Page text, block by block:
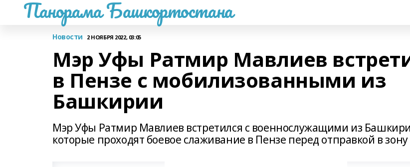
Панорама Башкортостана
Новости 2 НОЯБРЯ 2022, 03:05
Мэр Уфы Ратмир Мавлиев
в Пензе с мобилизованными из
Башкирии
Мэр Уфы Ратмир Мавлиев встретился с военнослужащими из
которые проходят боевое слаживание в Пензе перед отправкой в